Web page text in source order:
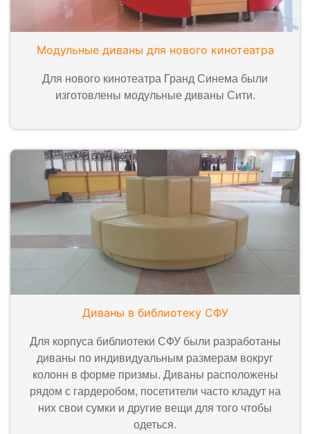
Модульные диваны для нового кинотеатра
Для нового кинотеатра Гранд Синема были
изготовлены модульные диваны Сити.
Диваны в библиотеку СФУ
Для корпуса библиотеки СФУ были разработаны
диваны по индивидуальным размерам вокруг
колонн в форме призмы. Диваны расположены
рядом с гардеробом, посетители часто кладут на
них свои сумки и другие вещи для того чтобы
одеться.